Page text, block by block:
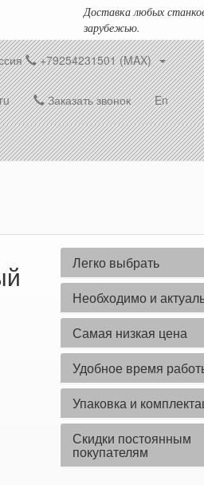
Доставка любых
зарубежью.
+79254231501 (MAX)
Заказать звонок En
Легко выбрать
Необходимо и
Самая низкая цена
Удобное время
Упаковка и
Скидки постоянным
покупателям